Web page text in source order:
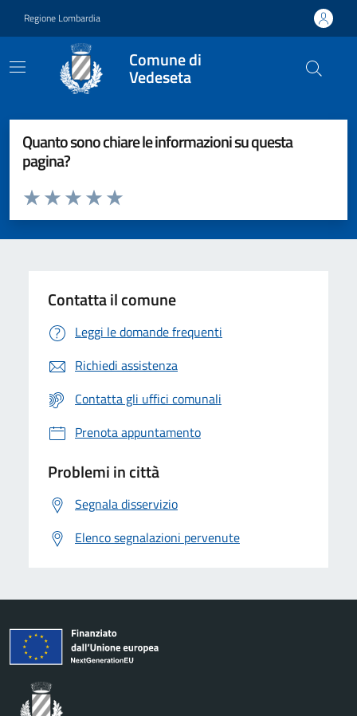
Regione Lombardia
Comune di
Vedeseta
Quanto sono chiare le informazioni su questa
pagina?
Valuta da 1 a 5 stelle la pagina
Valuta 5 stelle su 5
Valuta 4 stelle su 5
Valuta 3 stelle su 5
Valuta 2 stelle su 5
Valuta 1 stelle su 5
Contatta il comune
Leggi le domande frequenti
Richiedi assistenza
Contatta gli uffici comunali
Prenota appuntamento
Problemi in città
Segnala disservizio
Elenco segnalazioni pervenute